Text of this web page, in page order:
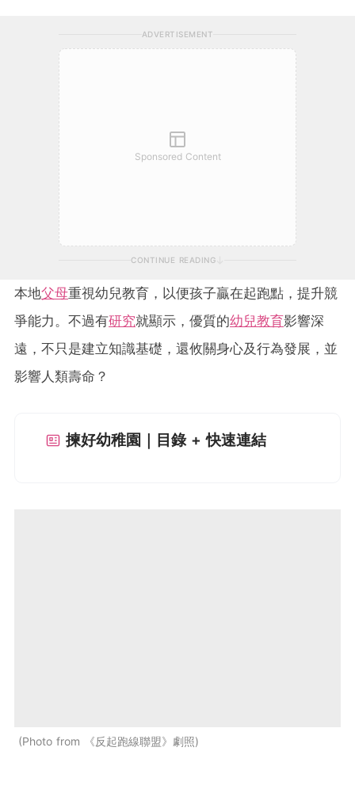
ADVERTISEMENT
Sponsored Content
CONTINUE READING
本地父母重視幼兒教育，以便孩子贏在起跑點，提升競
爭能力。不過有研究就顯示，優質的幼兒教育影響深
遠，不只是建立知識基礎，還攸關身心及行為發展，並
影響人類壽命？
揀好幼稚園｜目錄 + 快速連結
Photo from 《反起跑線聯盟》劇照